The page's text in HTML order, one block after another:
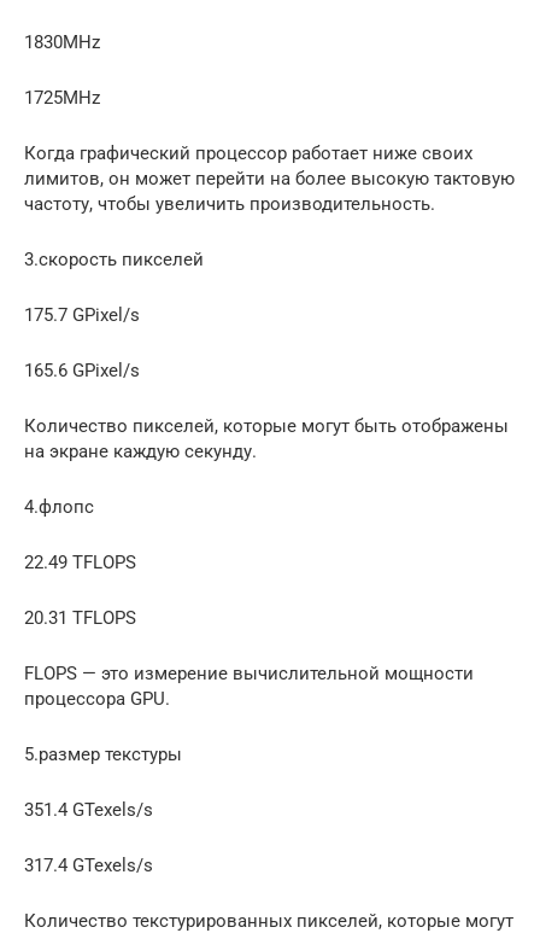
1830MHz
1725MHz
Когда графический процессор работает ниже своих
лимитов, он может перейти на более высокую тактовую
частоту, чтобы увеличить производительность.
3.скорость пикселей
175.7 GPixel/s
165.6 GPixel/s
Количество пикселей, которые могут быть отображены
на экране каждую секунду.
4.флопс
22.49 TFLOPS
20.31 TFLOPS
FLOPS — это измерение вычислительной мощности
процессора GPU.
5.размер текстуры
351.4 GTexels/s
317.4 GTexels/s
Количество текстурированных пикселей, которые могут